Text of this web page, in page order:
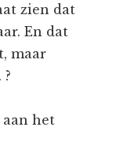
zien dat
En dat
maar
het